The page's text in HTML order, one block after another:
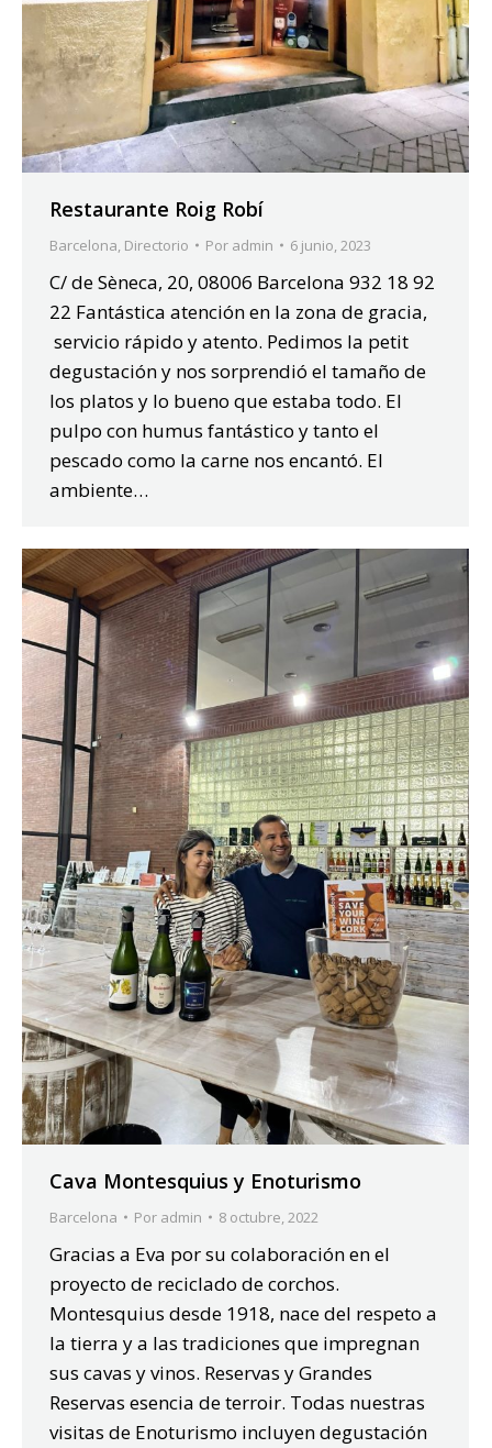
Restaurante Roig Robí
Barcelona, Directorio Por admin 6 junio, 2023
C/ de Sèneca, 20, 08006 Barcelona 932 18 92
22 Fantástica atención en la zona de gracia,
servicio rápido y atento. Pedimos la petit
degustación y nos sorprendió el tamaño de
los platos y lo bueno que estaba todo. El
pulpo con humus fantástico y tanto el
pescado como la carne nos encantó. El
ambiente…
Cava Montesquius y Enoturismo
Barcelona Por admin 8 octubre, 2022
Gracias a Eva por su colaboración en el
proyecto de reciclado de corchos.
Montesquius desde 1918, nace del respeto a
la tierra y a las tradiciones que impregnan
sus cavas y vinos. Reservas y Grandes
Reservas esencia de terroir. Todas nuestras
visitas de Enoturismo incluyen degustación